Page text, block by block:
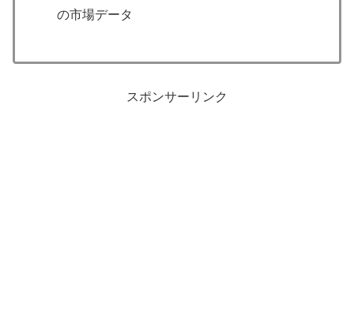
の市場データ
スポンサーリンク